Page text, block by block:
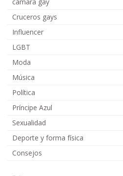
Cruceros gays
Influencer
LGBT
Moda
Música
Política
Príncipe Azul
Sexualidad
Deporte y forma física
Consejos